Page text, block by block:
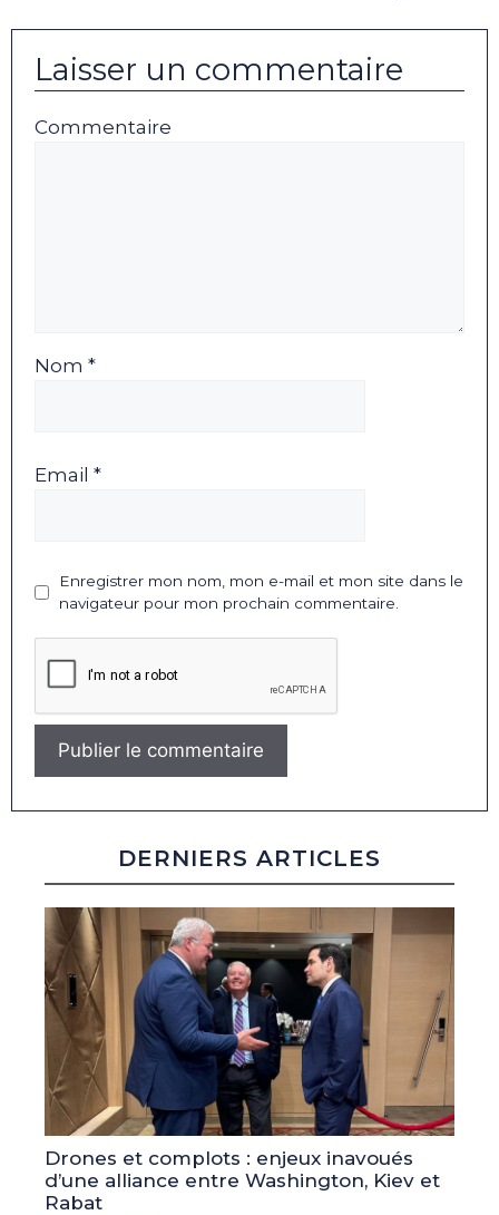
Laisser un commentaire
Commentaire
Nom *
Email *
Enregistrer mon nom, mon e-mail et mon site dans le
navigateur pour mon prochain commentaire.
DERNIERS ARTICLES
Drones et complots : enjeux inavoués
d’une alliance entre Washington, Kiev et
Rabat